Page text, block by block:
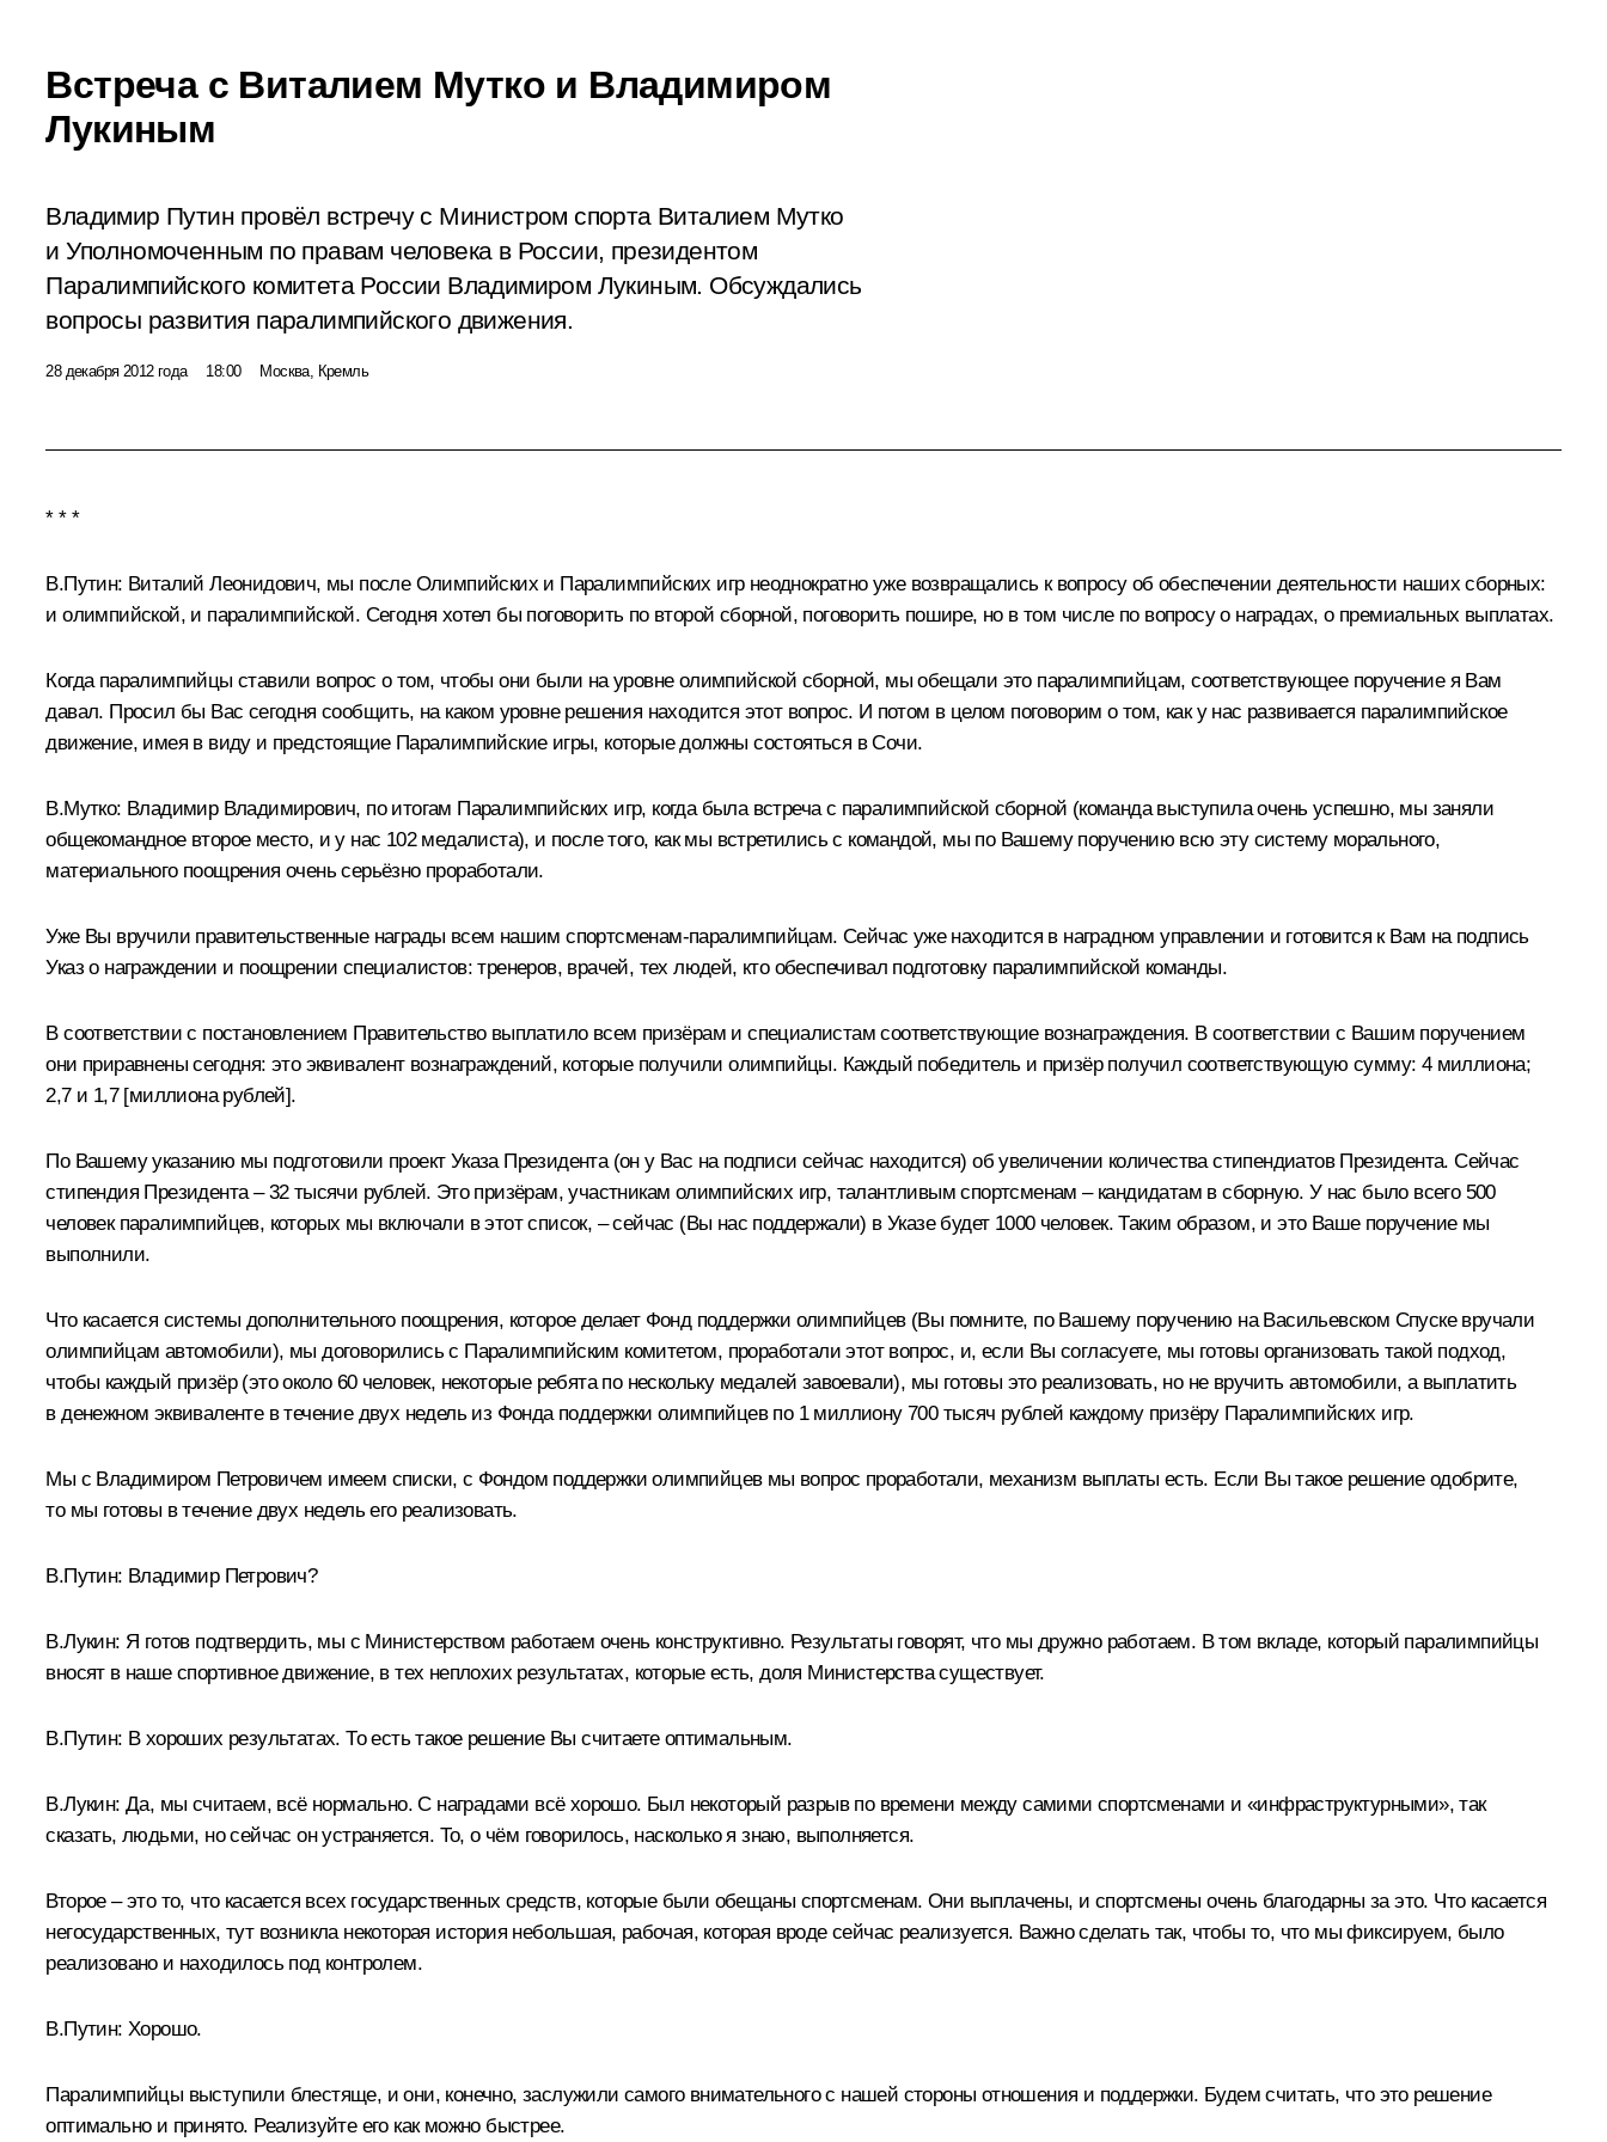
Встреча с Виталием Мутко и Владимиром
Лукиным
Владимир Путин провёл встречу с Министром спорта Виталием Мутко
и Уполномоченным по правам человека в России, президентом
Паралимпийского комитета России Владимиром Лукиным. Обсуждались
вопросы развития паралимпийского движения.
28 декабря 2012 года 18:00 Москва, Кремль
* * *
В.Путин: Виталий Леонидович, мы после Олимпийских и Паралимпийских игр неоднократно уже возвращались к вопросу об обеспечении деятельности наших сборных:
и олимпийской, и паралимпийской. Сегодня хотел бы поговорить по второй сборной, поговорить пошире, но в том числе по вопросу о наградах, о премиальных выплатах.
Когда паралимпийцы ставили вопрос о том, чтобы они были на уровне олимпийской сборной, мы обещали это паралимпийцам, соответствующее поручение я Вам
давал. Просил бы Вас сегодня сообщить, на каком уровне решения находится этот вопрос. И потом в целом поговорим о том, как у нас развивается паралимпийское
движение, имея в виду и предстоящие Паралимпийские игры, которые должны состояться в Сочи.
В.Мутко: Владимир Владимирович, по итогам Паралимпийских игр, когда была встреча с паралимпийской сборной (команда выступила очень успешно, мы заняли
общекомандное второе место, и у нас 102 медалиста), и после того, как мы встретились с командой, мы по Вашему поручению всю эту систему морального,
материального поощрения очень серьёзно проработали.
Уже Вы вручили правительственные награды всем нашим спортсменам-паралимпийцам. Сейчас уже находится в наградном управлении и готовится к Вам на подпись
Указ о награждении и поощрении специалистов: тренеров, врачей, тех людей, кто обеспечивал подготовку паралимпийской команды.
В соответствии с постановлением Правительство выплатило всем призёрам и специалистам соответствующие вознаграждения. В соответствии с Вашим поручением
они приравнены сегодня: это эквивалент вознаграждений, которые получили олимпийцы. Каждый победитель и призёр получил соответствующую сумму: 4 миллиона;
2,7 и 1,7 [миллиона рублей].
По Вашему указанию мы подготовили проект Указа Президента (он у Вас на подписи сейчас находится) об увеличении количества стипендиатов Президента. Сейчас
стипендия Президента – 32 тысячи рублей. Это призёрам, участникам олимпийских игр, талантливым спортсменам – кандидатам в сборную. У нас было всего 500
человек паралимпийцев, которых мы включали в этот список, – сейчас (Вы нас поддержали) в Указе будет 1000 человек. Таким образом, и это Ваше поручение мы
выполнили.
Что касается системы дополнительного поощрения, которое делает Фонд поддержки олимпийцев (Вы помните, по Вашему поручению на Васильевском Спуске вручали
олимпийцам автомобили), мы договорились с Паралимпийским комитетом, проработали этот вопрос, и, если Вы согласуете, мы готовы организовать такой подход,
чтобы каждый призёр (это около 60 человек, некоторые ребята по нескольку медалей завоевали), мы готовы это реализовать, но не вручить автомобили, а выплатить
в денежном эквиваленте в течение двух недель из Фонда поддержки олимпийцев по 1 миллиону 700 тысяч рублей каждому призёру Паралимпийских игр.
Мы с Владимиром Петровичем имеем списки, с Фондом поддержки олимпийцев мы вопрос проработали, механизм выплаты есть. Если Вы такое решение одобрите,
то мы готовы в течение двух недель его реализовать.
В.Путин: Владимир Петрович?
В.Лукин: Я готов подтвердить, мы с Министерством работаем очень конструктивно. Результаты говорят, что мы дружно работаем. В том вкладе, который паралимпийцы
вносят в наше спортивное движение, в тех неплохих результатах, которые есть, доля Министерства существует.
В.Путин: В хороших результатах. То есть такое решение Вы считаете оптимальным.
В.Лукин: Да, мы считаем, всё нормально. С наградами всё хорошо. Был некоторый разрыв по времени между самими спортсменами и «инфраструктурными», так
сказать, людьми, но сейчас он устраняется. То, о чём говорилось, насколько я знаю, выполняется.
Второе – это то, что касается всех государственных средств, которые были обещаны спортсменам. Они выплачены, и спортсмены очень благодарны за это. Что касается
негосударственных, тут возникла некоторая история небольшая, рабочая, которая вроде сейчас реализуется. Важно сделать так, чтобы то, что мы фиксируем, было
реализовано и находилось под контролем.
В.Путин: Хорошо.
Паралимпийцы выступили блестяще, и они, конечно, заслужили самого внимательного с нашей стороны отношения и поддержки. Будем считать, что это решение
оптимально и принято. Реализуйте его как можно быстрее.